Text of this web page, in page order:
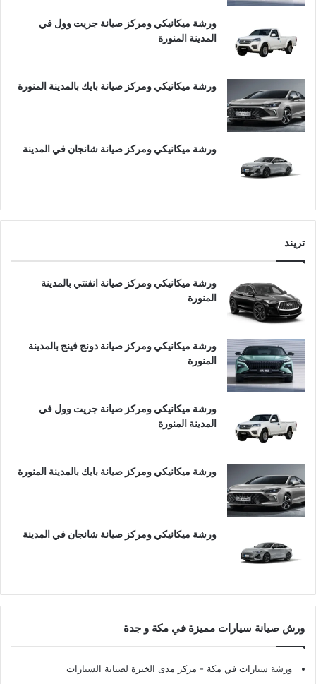
ورشة ميكانيكي ومركز صيانة جريت وول في
المدينة المنورة
ورشة ميكانيكي ومركز صيانة بايك بالمدينة المنورة
ورشة ميكانيكي ومركز صيانة شانجان في المدينة
تريند
ورشة ميكانيكي ومركز صيانة انفنتي بالمدينة
المنورة
ورشة ميكانيكي ومركز صيانة دونج فينج بالمدينة
المنورة
ورشة ميكانيكي ومركز صيانة جريت وول في
المدينة المنورة
ورشة ميكانيكي ومركز صيانة بايك بالمدينة المنورة
ورشة ميكانيكي ومركز صيانة شانجان في المدينة
ورش صيانة سيارات مميزة في مكة و جدة
ورشة سيارات في مكة - مركز مدى الخبرة لصيانة السيارات